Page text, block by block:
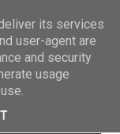
its services
user-agent are
and security
usage